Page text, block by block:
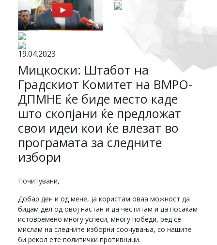
19.04.2023
Мицкоски: Штабот на
Градскиот Комитет на ВМРО-
ДПМНЕ ќе биде место каде
што скопјани ќе предложат
свои идеи кои ќе влезат во
програмата за следните
избори
Почитувани,
Добар ден и од мене, ја користам оваа можност да
бидам дел од овој настан и да честитам и да посакам
истовремено многу успеси, многу победи, ред се
мислам на следните изборни соочувања, со нашите
би рекол ете политички противници.